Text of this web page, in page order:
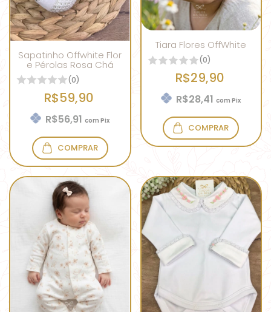
Sapatinho Offwhite Flor
e Pérolas Rosa Chá
(0)
R$59,90
R$56,91com Pix
COMPRAR
Tiara Flores OffWhite
(0)
R$29,90
R$28,41com Pix
COMPRAR